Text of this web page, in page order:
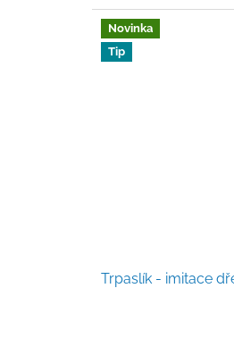
Novinka
Tip
Trpaslík - imitace